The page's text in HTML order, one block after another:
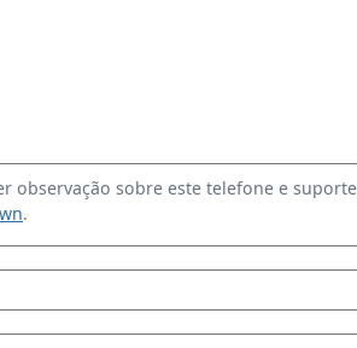
observação sobre este telefone e
.